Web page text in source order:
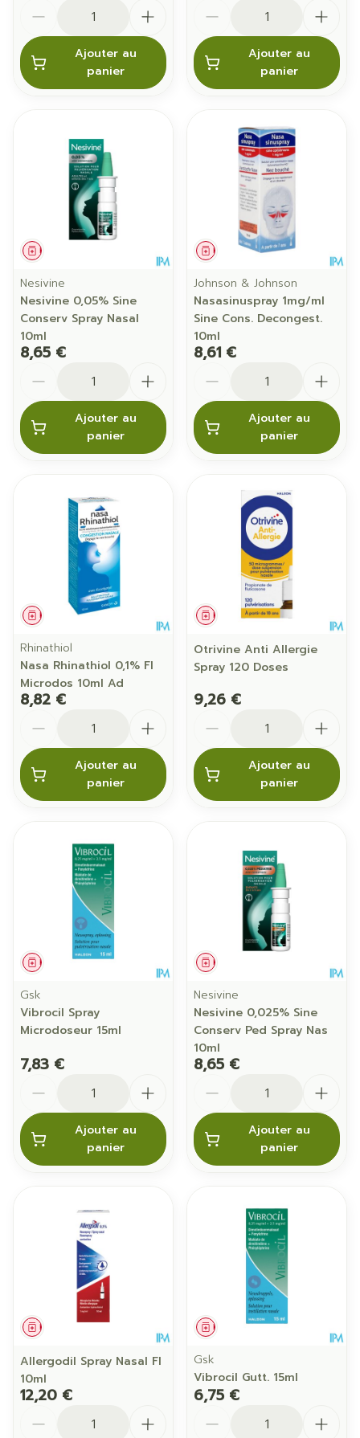
Ajouter au
panier
Ajouter au
panier
Médicament
Nesivine
Nesivine 0,05% Sine
Conserv Spray Nasal
10ml
8,65 €
Ajouter au
panier
Médicament
Johnson & Johnson
Nasasinuspray 1mg/ml
Sine Cons. Decongest.
10ml
8,61 €
Ajouter au
panier
Médicament
Rhinathiol
Nasa Rhinathiol 0,1% Fl
Microdos 10ml Ad
8,82 €
Ajouter au
panier
Médicament
Otrivine Anti Allergie
Spray 120 Doses
9,26 €
Ajouter au
panier
Médicament
Gsk
Vibrocil Spray
Microdoseur 15ml
7,83 €
Ajouter au
panier
Médicament
Nesivine
Nesivine 0,025% Sine
Conserv Ped Spray Nas
10ml
8,65 €
Ajouter au
panier
Médicament
Allergodil Spray Nasal Fl
10ml
12,20 €
Médicament
Gsk
Vibrocil Gutt. 15ml
6,75 €